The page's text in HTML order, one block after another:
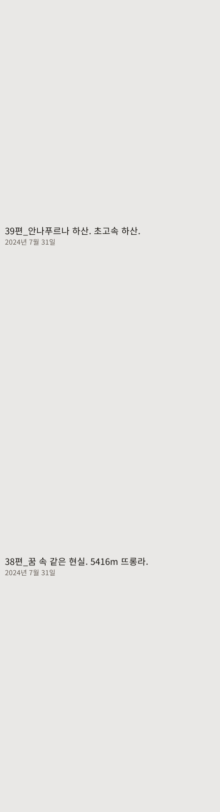
39편_안나푸르나 하산. 초고속 하산.
2024년 7월 31일
38편_꿈 속 같은 현실. 5416m 뜨롱라.
2024년 7월 31일